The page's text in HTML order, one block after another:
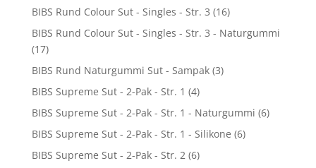
BIBS Rund Colour Sut - Singles - Str. 3 (16)
BIBS Rund Colour Sut - Singles - Str. 3 - Naturgummi
(17)
BIBS Rund Naturgummi Sut - Sampak (3)
BIBS Supreme Sut - 2-Pak - Str. 1 (4)
BIBS Supreme Sut - 2-Pak - Str. 1 - Naturgummi (6)
BIBS Supreme Sut - 2-Pak - Str. 1 - Silikone (6)
BIBS Supreme Sut - 2-Pak - Str. 2 (6)